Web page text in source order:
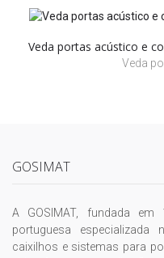
Veda portas acústico e
Veda
GOSIMAT
A GOSIMAT, fundada
portuguesa
caixilhos e sistemas para